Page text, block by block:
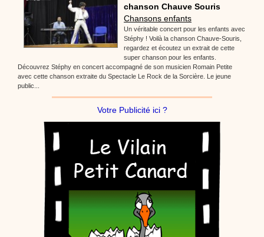
chanson Chauve Souris
Chansons enfants
Un véritable concert pour les enfants avec
Stéphy ! Voilà la chanson Chauve-Souris,
regardez et écoutez un extrait de cette
super chanson pour les enfants.
Découvrez Stéphy en concert accompagné de son musicien Romain Petite
avec cette chanson extraite du Spectacle Le Rock de la Sorcière. Le jeune
public...
Votre Publicité ici ?